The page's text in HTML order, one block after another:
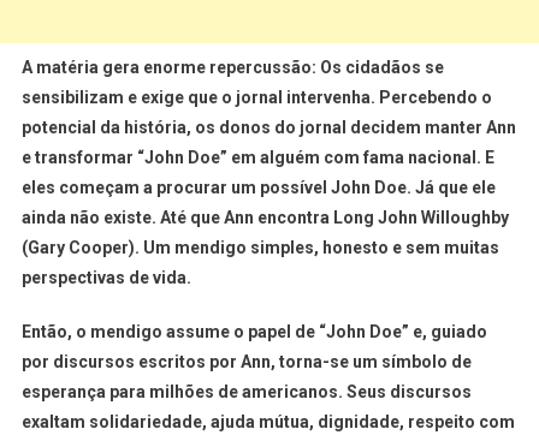
A matéria gera enorme repercussão: Os cidadãos se
sensibilizam e exige que o jornal intervenha. Percebendo o
potencial da história, os donos do jornal decidem manter Ann
e transformar “John Doe” em alguém com fama nacional. E
eles começam a procurar um possível John Doe. Já que ele
ainda não existe. Até que Ann encontra Long John Willoughby
(Gary Cooper). Um mendigo simples, honesto e sem muitas
perspectivas de vida.
Então, o mendigo assume o papel de “John Doe” e, guiado
por discursos escritos por Ann, torna-se um símbolo de
esperança para milhões de americanos. Seus discursos
exaltam solidariedade, ajuda mútua, dignidade, respeito com